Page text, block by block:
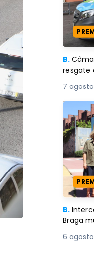
B.
resgate
7
B.
Braga
6